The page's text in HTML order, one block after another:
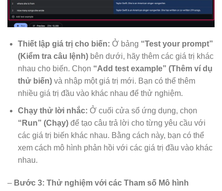
Thiết lập giá trị cho biến: Ở bảng “Test your prompt”
(Kiểm tra câu lệnh)bên dưới, hãy thêm các giá trị khác
nhau cho biến. Chọn “Add test example” (Thêm ví dụ
thử biến)và nhập một giá trị mới. Bạn có thể thêm
nhiều giá trị đầu vào khác nhau để thử nghiệm.
Chạy thử lời nhắc: Ở cuối cửa sổ ứng dụng, chọn
“Run” (Chạy) để tạo câu trả lời cho từng yêu cầu với
các giá trị biến khác nhau. Bằng cách này, bạn có thể
xem cách mô hình phản hồi với các giá trị đầu vào khác
nhau.
– Bước 3: Thử nghiệm với các Tham số Mô hình